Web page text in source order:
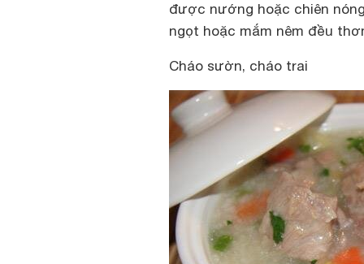
được nướng hoặc chiên
ngọt hoặc mắm nêm đều
Cháo sườn, cháo trai